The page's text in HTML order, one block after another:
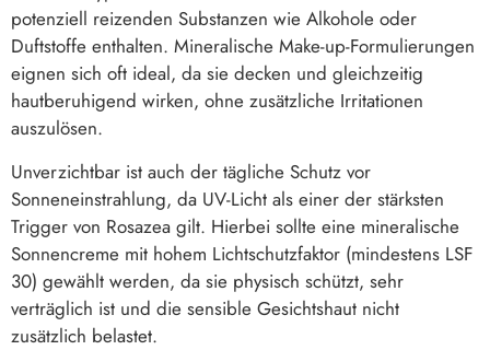
potenziell reizenden Substanzen wie Alkohole oder
Duftstoffe enthalten. Mineralische Make-up-Formulierungen
eignen sich oft ideal, da sie decken und gleichzeitig
hautberuhigend wirken, ohne zusätzliche Irritationen
auszulösen.
Unverzichtbar ist auch der tägliche Schutz vor
Sonneneinstrahlung, da UV-Licht als einer der stärksten
Trigger von Rosazea gilt. Hierbei sollte eine mineralische
Sonnencreme mit hohem Lichtschutzfaktor (mindestens LSF
30) gewählt werden, da sie physisch schützt, sehr
verträglich ist und die sensible Gesichtshaut nicht
zusätzlich belastet.